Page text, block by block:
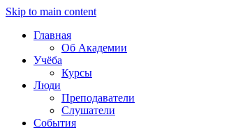
Skip to main content
Главная
Об Академии
Учёба
Курсы
Люди
Преподаватели
Слушатели
События